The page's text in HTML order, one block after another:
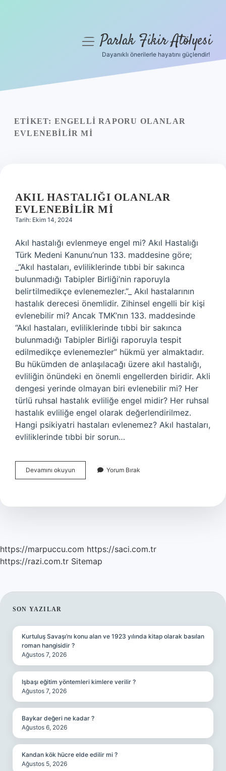
Yasal Uyarı
menüyüParlak Fikir Atölyesi
Dayanıklı önerilerle hayatını güçlendir!
ETIKET: ENGELLI RAPORU OLANLAR
EVLENEBILIR MI
AKIL HASTALIĞI OLANLAR
EVLENEBILIR MI
Tarih: Ekim 14, 2024
Akıl hastalığı evlenmeye engel mi? Akıl Hastalığı
Türk Medeni Kanunu’nun 133. maddesine göre;
_“Akıl hastaları, evliliklerinde tıbbi bir sakınca
bulunmadığı Tabipler Birliği’nin raporuyla
belirtilmedikçe evlenemezler.”_ Akıl hastalarının
hastalık derecesi önemlidir. Zihinsel engelli bir kişi
evlenebilir mi? Ancak TMK’nın 133. maddesinde
“Akıl hastaları, evliliklerinde tıbbi bir sakınca
bulunmadığı Tabipler Birliği raporuyla tespit
edilmedikçe evlenemezler” hükmü yer almaktadır.
Bu hükümden de anlaşılacağı üzere akıl hastalığı,
evliliğin önündeki en önemli engellerden biridir. Akli
dengesi yerinde olmayan biri evlenebilir mi? Her
türlü ruhsal hastalık evliliğe engel midir? Her ruhsal
hastalık evliliğe engel olarak değerlendirilmez.
Hangi psikiyatri hastaları evlenemez? Akıl hastaları,
evliliklerinde tıbbi bir sorun…
Devamını okuyun
Hastalığı
Mi
Yorum Bırak
https://marpuccu.com https://saci.com.tr
https://razi.com.tr Sitemap
SIDEBAR
SON YAZILAR
Kurtuluş Savaşı’nı konu alan ve 1923 yılında kitap olarak basılan
roman hangisidir ?
Ağustos 7, 2026
Işbaşı eğitim yöntemleri kimlere verilir ?
Ağustos 7, 2026
Baykar değeri ne kadar ?
Ağustos 6, 2026
Kandan kök hücre elde edilir mi ?
Ağustos 5, 2026